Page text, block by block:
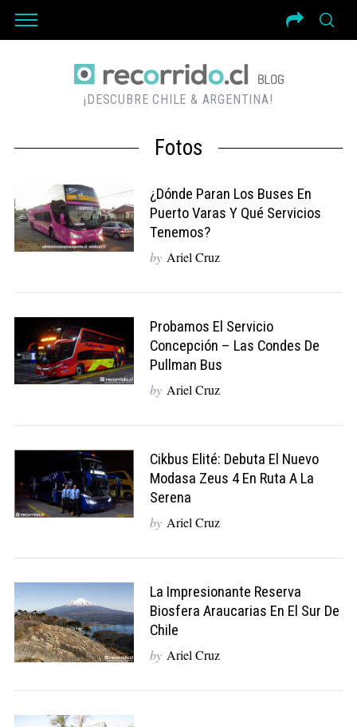
¡DESCUBRE CHILE & ARGENTINA!
Fotos
¿Dónde Paran Los Buses En
Puerto Varas Y Qué Servicios
Tenemos?
by Ariel Cruz
Probamos El Servicio
Concepción – Las Condes De
Pullman Bus
by Ariel Cruz
Cikbus Elité: Debuta El Nuevo
Modasa Zeus 4 En Ruta A La
Serena
by Ariel Cruz
La Impresionante Reserva
Biosfera Araucarias En El Sur De
Chile
by Ariel Cruz